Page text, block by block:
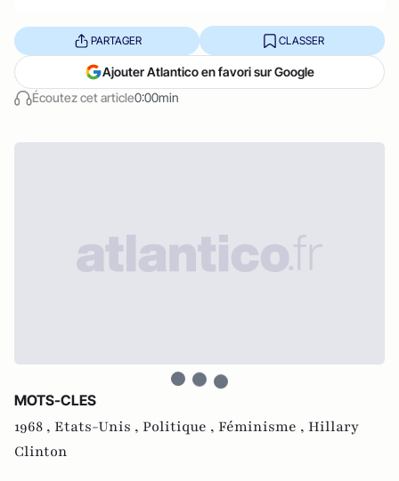
Écoutez cet article0:00min
PARTAGER CLASSER
Ajouter Atlantico en favori sur Google
MOTS-CLES
1968 , Etats-Unis , Politique , Féminisme , Hillary
Clinton